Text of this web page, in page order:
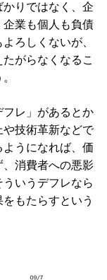
りではなく、企
業も個人も負債
ろしくないが、
がらなくなるこ
レ」があるとか
技術革新などで
うになれば、価
消費者への悪影
いうデフレなら
もたらすという